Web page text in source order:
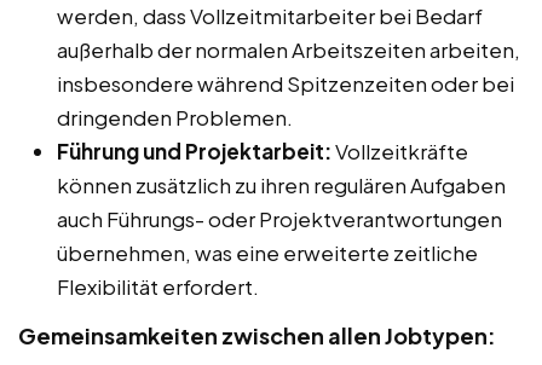
werden, dass Vollzeitmitarbeiter bei Bedarf
außerhalb der normalen Arbeitszeiten arbeiten,
insbesondere während Spitzenzeiten oder bei
dringenden Problemen.
Führung und Projektarbeit:Vollzeitkräfte
können zusätzlich zu ihren regulären Aufgaben
auch Führungs- oder Projektverantwortungen
übernehmen, was eine erweiterte zeitliche
Flexibilität erfordert.
Gemeinsamkeiten zwischen allen Jobtypen: